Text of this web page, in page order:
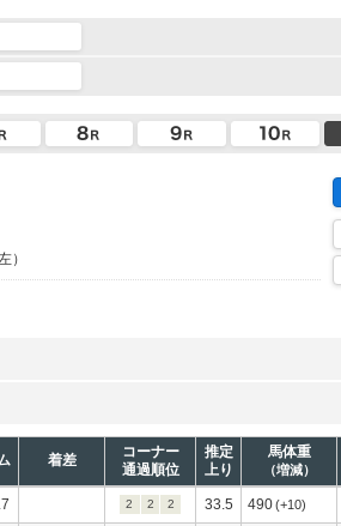
）
着差
コーナー
通過順位
推定
上り
馬体重
（増減）
2 2 2 33.5 490(+10)